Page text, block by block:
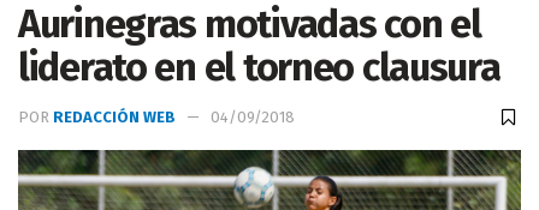
Aurinegras motivadas con el
liderato en el torneo clausura
POR REDACCIÓN WEB 04/09/2018